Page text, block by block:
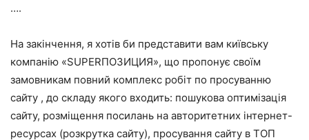
….
На закінчення, я хотів би представити вам київську
компанію «SUPERПОЗИЦИЯ», що пропонує своїм
замовникам повний комплекс робіт по просуванню
сайту , до складу якого входить: пошукова оптимізація
сайту, розміщення посилань на авторитетних інтернет-
ресурсах (розкрутка сайту), просування сайту в ТОП